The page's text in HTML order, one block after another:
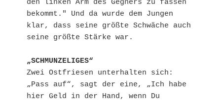
den linken Arm des Gegners zu fassen
bekommt." Und da wurde dem Jungen
klar, dass seine größte Schwäche auch
seine größte Stärke war.
„SCHMUNZELIGES“
Zwei Ostfriesen unterhalten sich:
„Pass auf“, sagt der eine, „Ich habe
hier Geld in der Hand, wenn Du